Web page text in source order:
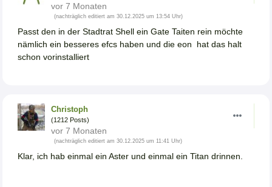
vor 7 Monaten
(nachträglich editiert am 30.12.2025 um 13:54 Uhr)
Passt den in der Stadtrat Shell ein Gate Taiten rein möchte
nämlich ein besseres efcs haben und die eon hat das halt
schon vorinstalliert
Christoph
(1212 Posts)
vor 7 Monaten
(nachträglich editiert am 30.12.2025 um 11:41 Uhr)
Klar, ich hab einmal ein Aster und einmal ein Titan drinnen.